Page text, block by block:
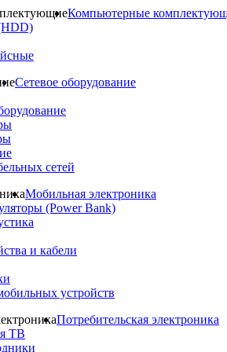
Компьютерные
Сетевое оборудование
сетей
Мобильная электроника
(Power Bank)
и кабели
устройств
Потребительская электроника
ТВ